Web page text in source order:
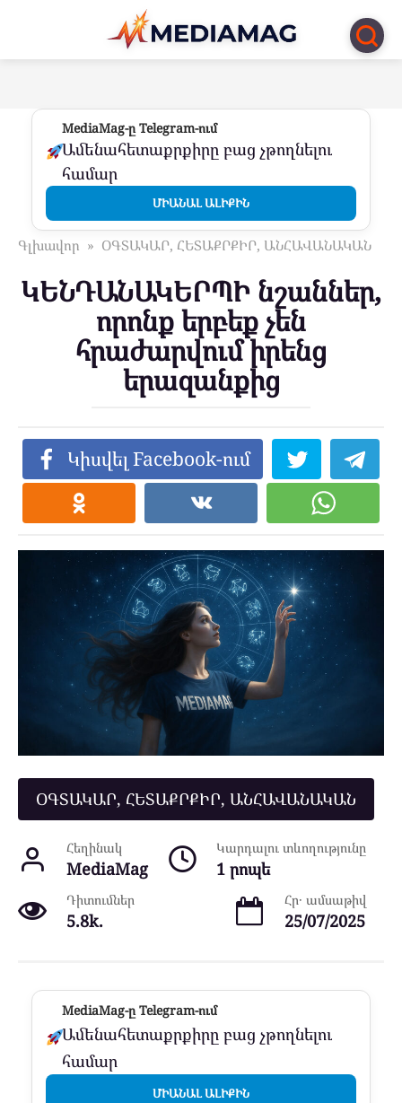
Перейти
контенту
MediaMag-ը Telegram-ում
Ամենահետաքրքիրը բաց չթողնելու
համար
ՄԻԱՆԱԼ ԱԼԻՔԻՆ
Գլխավոր » ՕԳՏԱԿԱՐ, ՀԵՏԱՔՐՔԻՐ, ԱՆՀԱՎԱՆԱԿԱՆ
ԿԵՆԴԱՆԱԿԵՐՊԻ նշաններ,
որոնք երբեք չեն
հրաժարվում իրենց
երազանքից
Կիսվել Facebook-ում
ՕԳՏԱԿԱՐ, ՀԵՏԱՔՐՔԻՐ, ԱՆՀԱՎԱՆԱԿԱՆ
Հեղինակ
MediaMag
Կարդալու տևողությունը
1 րոպե
Դիտումներ
5.8k.
Հր․ ամսաթիվ
25/07/2025
MediaMag-ը Telegram-ում
Ամենահետաքրքիրը բաց չթողնելու
համար
ՄԻԱՆԱԼ ԱԼԻՔԻՆ